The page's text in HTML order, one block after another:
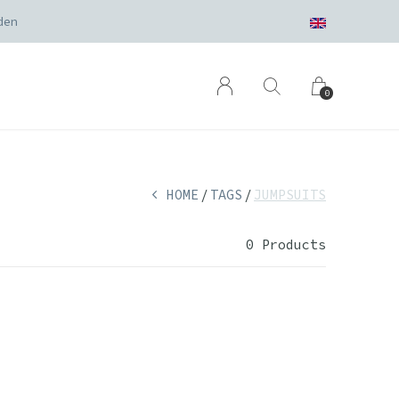
0
HOME TAGS JUMPSUITS
0 Products